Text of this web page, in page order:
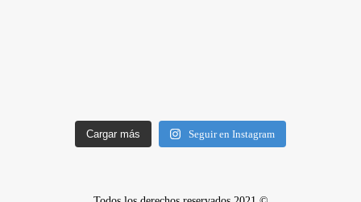
Cargar más Seguir en Instagram